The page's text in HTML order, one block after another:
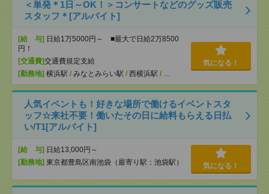
＜単発＊1日～OK！＞コンサートなどのグッズ販売
スタッフ＊[アルバイト]
[給 与] 日給1万5000円～ ■最大で日給2万8500
円！
[交通費]交通費規定支給
[勤務地] 横浜駅 / みなとみらい駅 / 西横浜駅 / …
気になる！
人気イベントも！好きな場所で働けるイベントスタ
ッフ☆来社不要！働いたその日に給料もらえる日払
い/T1[アルバイト]
[給 与] 日給13,000円～
[勤務地] 東京都豊島区南池袋（最寄り駅：池袋駅） 気になる！